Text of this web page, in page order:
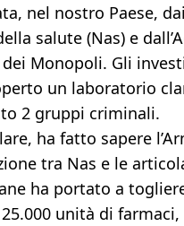
nel nostro Paese,
salute (Nas) e
dei Monopoli. Gli
un laboratorio
2 gruppi criminali.
ha fatto sapere
tra Nas e le
ha portato a
unità di